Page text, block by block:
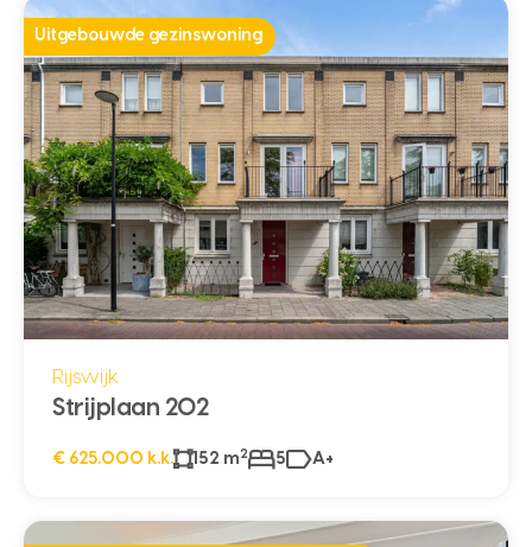
Uitgebouwde gezinswoning
Rijswijk
Strijplaan 202
€ 625.000 k.k. 152 m2 5 A+